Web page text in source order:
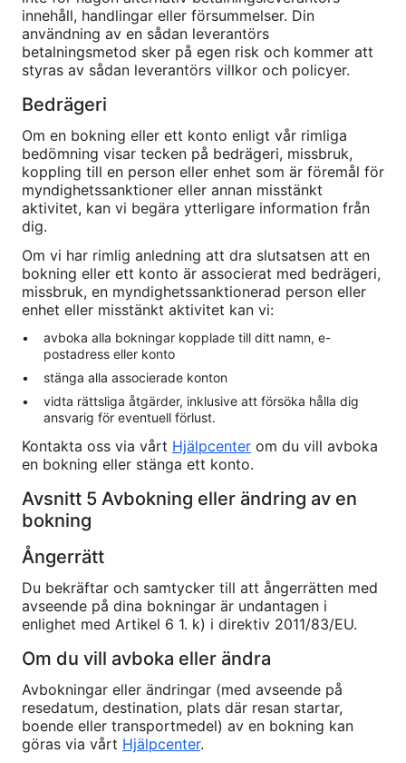
innehåll, handlingar eller försummelser. Din
användning av en sådan leverantörs
betalningsmetod sker på egen risk och kommer att
styras av sådan leverantörs villkor och policyer.
Bedrägeri
Om en bokning eller ett konto enligt vår rimliga
bedömning visar tecken på bedrägeri, missbruk,
koppling till en person eller enhet som är föremål för
myndighetssanktioner eller annan misstänkt
aktivitet, kan vi begära ytterligare information från
dig.
Om vi har rimlig anledning att dra slutsatsen att en
bokning eller ett konto är associerat med bedrägeri,
missbruk, en myndighetssanktionerad person eller
enhet eller misstänkt aktivitet kan vi:
avboka alla bokningar kopplade till ditt namn, e-
postadress eller konto
stänga alla associerade konton
vidta rättsliga åtgärder, inklusive att försöka hålla dig
ansvarig för eventuell förlust.
Kontakta oss via vårt Hjälpcenter om du vill avboka
en bokning eller stänga ett konto.
Avsnitt 5 Avbokning eller ändring av en
bokning
Ångerrätt
Du bekräftar och samtycker till att ångerrätten med
avseende på dina bokningar är undantagen i
enlighet med Artikel 6 1. k) i direktiv 2011/83/EU.
Om du vill avboka eller ändra
Avbokningar eller ändringar (med avseende på
resedatum, destination, plats där resan startar,
boende eller transportmedel) av en bokning kan
göras via vårt Hjälpcenter.